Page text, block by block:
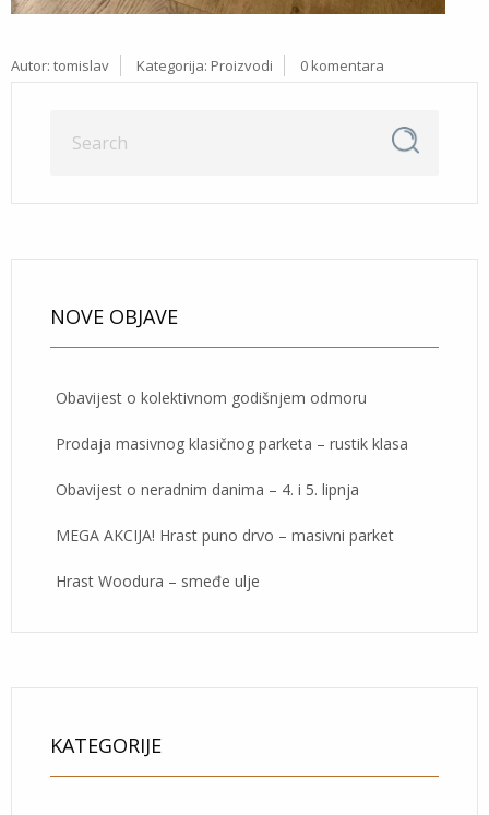
Autor: tomislav Kategorija: Proizvodi 0 komentara
NOVE OBJAVE
Obavijest o kolektivnom godišnjem odmoru
Prodaja masivnog klasičnog parketa – rustik klasa
Obavijest o neradnim danima – 4. i 5. lipnja
MEGA AKCIJA! Hrast puno drvo – masivni parket
Hrast Woodura – smeđe ulje
KATEGORIJE